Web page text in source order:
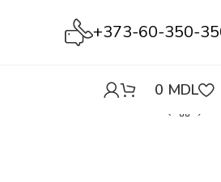
+373-60-350-
0 MDL